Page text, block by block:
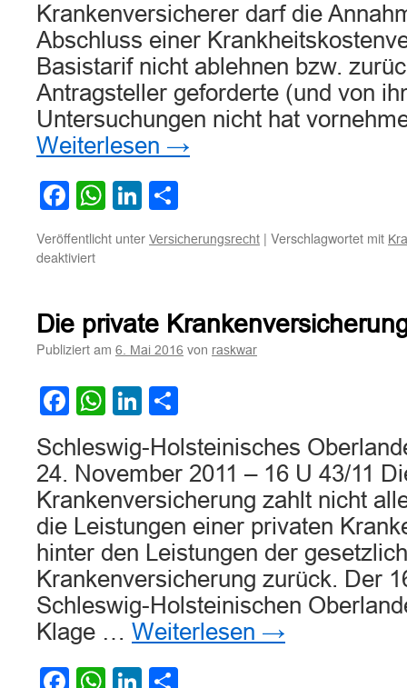
Krankenversicherer darf die
Abschluss einer
Basistarif nicht ablehnen bzw.
Antragsteller geforderte (und von
Untersuchungen nicht hat
Weiterlesen →
Facebook
WhatsApp
LinkedIn
Veröffentlicht unter Versicherungsrecht | Verschlagwortet mit
deaktiviertfür
zur
Aufnahme
in
Basistarif
verpflichtet
Die private
Publiziert am 6. Mai 2016 von raskwar
Facebook
WhatsApp
LinkedIn
Schleswig-Holsteinisches
24. November 2011 – 16 U 43/11
Krankenversicherung zahlt nicht
die Leistungen einer privaten
hinter den Leistungen der
Krankenversicherung zurück. Der
Schleswig-Holsteinischen
Klage … Weiterlesen →